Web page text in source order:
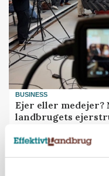
BUSINESS
Ejer eller
landbrugets